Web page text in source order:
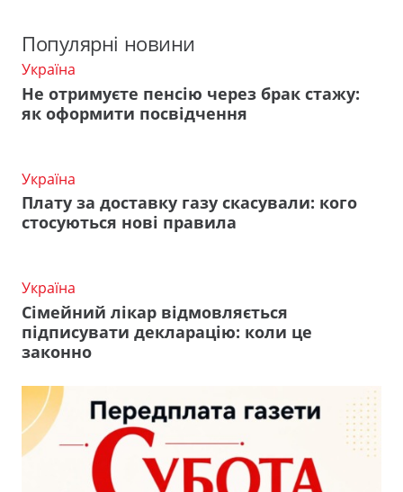
Популярні новини
Україна
Не отримуєте пенсію через брак стажу:
як оформити посвідчення
Україна
Плату за доставку газу скасували: кого
стосуються нові правила
Україна
Сімейний лікар відмовляється
підписувати декларацію: коли це
законно